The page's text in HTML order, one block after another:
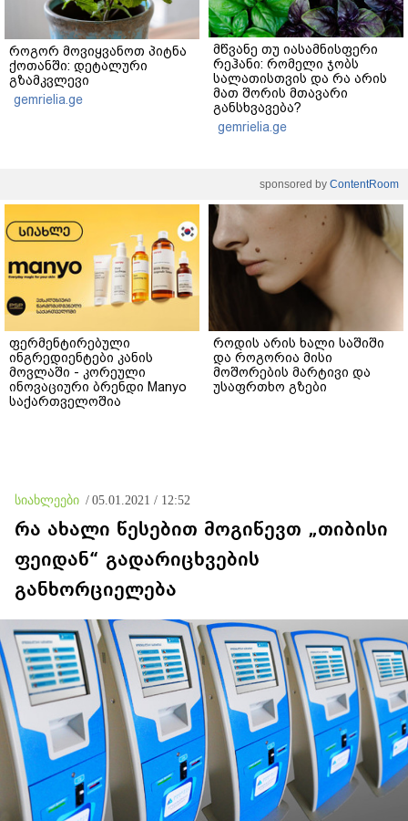
როგორ მოვიყვანოთ პიტნა
ქოთანში: დეტალური
გზამკვლევი
gemrielia.ge
მწვანე თუ იასამნისფერი
რეჰანი: რომელი ჯობს
სალათისთვის და რა არის
მათ შორის მთავარი
განსხვავება?
gemrielia.ge
sponsored by ContentRoom
ფერმენტირებული
ინგრედიენტები კანის
მოვლაში - კორეული
ინოვაციური ბრენდი Manyo
საქართველოშია
როდის არის ხალი საშიში
და როგორია მისი
მოშორების მარტივი და
უსაფრთხო გზები
სიახლეები / 05.01.2021 / 12:52
რა ახალი წესებით მოგიწევთ „თიბისი
ფეიდან“ გადარიცხვების
განხორციელება